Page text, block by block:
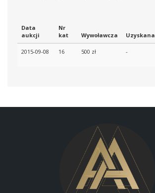
Data
aukcji
Nr
kat
Wywoławcza Uzyskana
2015-09-08 16 500 zł -